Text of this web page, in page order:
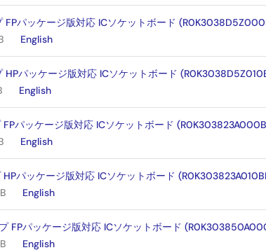
FPパッケージ版対応 ICソケットボード
English
HPパッケージ版対応 ICソケットボード
English
パッケージ版対応 ICソケットボード
English
パッケージ版対応 ICソケットボード
English
FPパッケージ版対応 ICソケットボード
English